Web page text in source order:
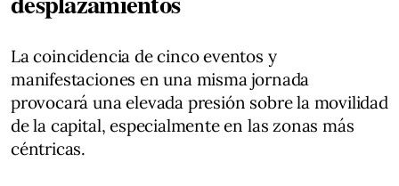
La coincidencia de cinco eventos y
manifestaciones en una misma jornada
provocará una elevada presión sobre la movilidad
de la capital, especialmente en las zonas más
céntricas.